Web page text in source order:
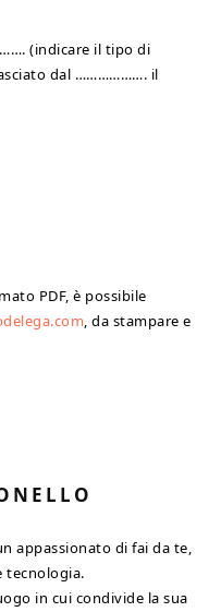
(indicare il tipo di
dal ………………. il
PDF, è possibile
, da stampare e
appassionato di fai da te,
tecnologia.
in cui condivide la sua